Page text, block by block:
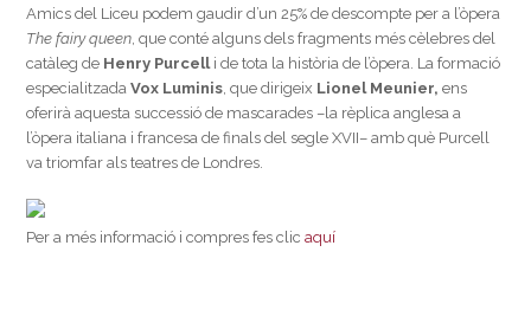
Amics del Liceu podem gaudir d’un 25% de descompte per a l’òpera
The fairy queen , que conté alguns dels fragments més cèlebres del
catàleg de Henry Purcelli de tota la història de l’òpera. La formació
especialitzadaVox Luminis , que dirigeix Lionel Meunier, ens
oferirà aquesta successió de mascarades –la rèplica anglesa a
l’òpera italiana i francesa de finals del segle XVII– amb què Purcell
va triomfar als teatres de Londres.
Per a més informació i compres fes clicaquí